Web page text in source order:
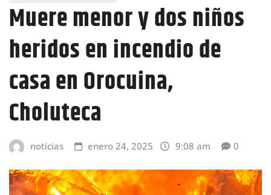
Muere menor y dos niños
heridos en incendio de
casa en Orocuina,
Choluteca
noticias enero 24, 2025 9:08 am 0